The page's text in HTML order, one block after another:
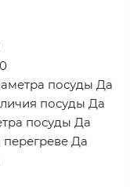
посуды Да
посуды Да
посуды Да
Да